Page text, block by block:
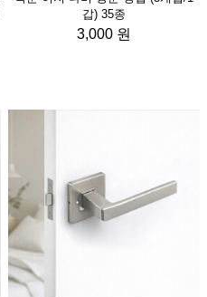
갑) 35종
3,000 원